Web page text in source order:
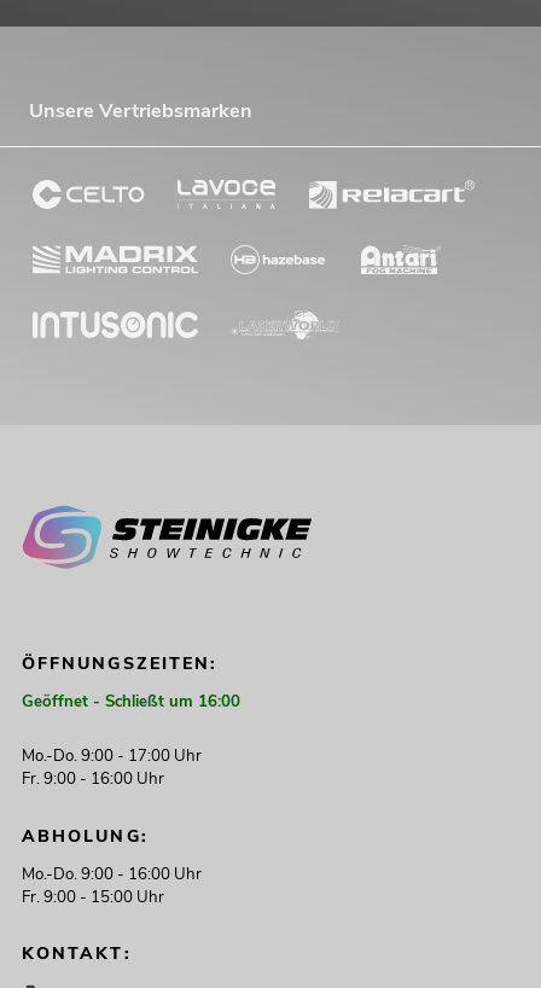
Unsere Vertriebsmarken
ÖFFNUNGSZEITEN:
Geöffnet - Schließt um 16:00
Mo.-Do. 9:00 - 17:00 Uhr
Fr. 9:00 - 16:00 Uhr
ABHOLUNG:
Mo.-Do. 9:00 - 16:00 Uhr
Fr. 9:00 - 15:00 Uhr
KONTAKT: